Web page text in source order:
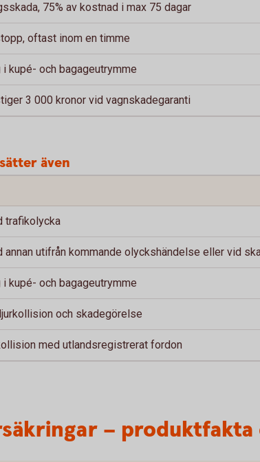
75% av kostnad i max 75 dagar
oftast inom en timme
kupé- och bagageutrymme
3 000 kronor vid vagnskadegaranti
även
trafikolycka
annan utifrån kommande olyckshändelse eller vid
kupé- och bagageutrymme
och skadegörelse
med utlandsregistrerat fordon
–